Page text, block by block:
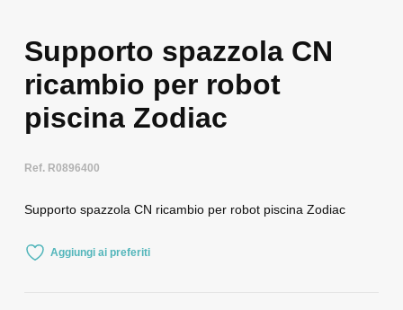
Supporto spazzola CN
ricambio per robot
piscina Zodiac
Ref. R0896400
Supporto spazzola CN ricambio per robot piscina Zodiac
Aggiungi ai preferiti